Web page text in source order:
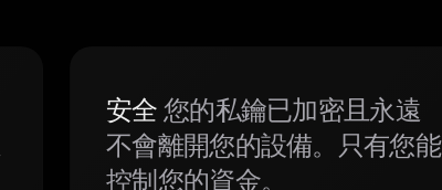
安全 您的私鑰已加密且永遠
不會離開您的設備。只有您能
控制您的資金。